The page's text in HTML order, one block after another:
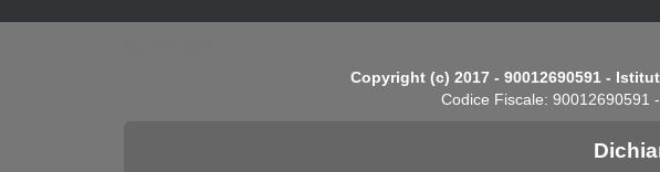
Copyright (c) 2017 - 90012690591 -
Codice Fiscale: 90012690591